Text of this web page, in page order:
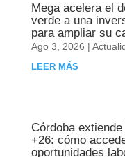
Mega acelera el
verde a una
para ampliar su
Ago 3, 2026 |
LEER MÁS
Córdoba
+26: cómo
oportunidades